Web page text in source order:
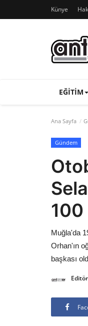
Künye
EĞITIM
Ana Sayfa
Gündem
Muğla'da
Orhan'ın
başkası
Editör